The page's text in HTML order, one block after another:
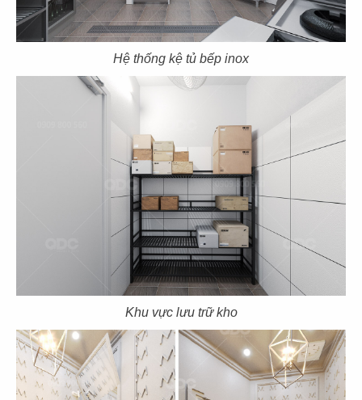
Hệ thống kệ tủ bếp inox
Khu vực lưu trữ kho
DON CHICKEN
108
DON CHICKEN
CN Điện Biên Phủ - Q.BT
110
THAI MARKET
CN Emart Gò Vấp
111 112